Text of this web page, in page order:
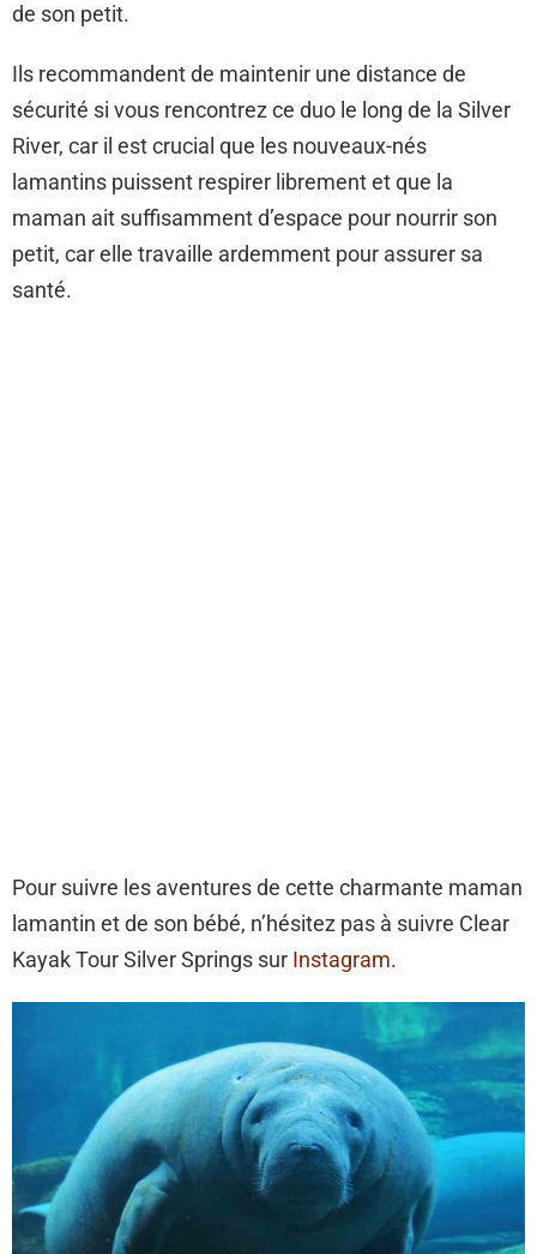
de son petit.
Ils recommandent de maintenir une distance de
sécurité si vous rencontrez ce duo le long de la Silver
River, car il est crucial que les nouveaux-nés
lamantins puissent respirer librement et que la
maman ait suffisamment d’espace pour nourrir son
petit, car elle travaille ardemment pour assurer sa
santé.
Pour suivre les aventures de cette charmante maman
lamantin et de son bébé, n’hésitez pas à suivre Clear
Kayak Tour Silver Springs sur Instagram.